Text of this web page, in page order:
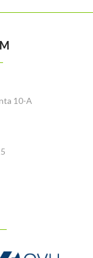
10-A